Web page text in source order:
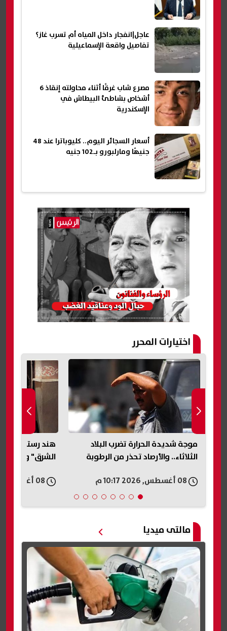
عاجل|انفجار داخل المياه أم تسرب غاز؟
تفاصيل واقعة الإسماعيلية
مصرع شاب غرقًا أثناء محاولته إنقاذ 6
أشخاص بشاطئ البيطاش في
الإسكندرية
أسعار السجائر اليوم.. كليوباترا عند 48
جنيهًا ومارلبورو بـ102 جنيه
اختيارات المحرر
هند رستم.. أسرار رحلة "مارلين مونرو
الشرق" وقرار الاعتزال
«ابتزاز باسم
يكشف تفاصيل
مالتى ميديا